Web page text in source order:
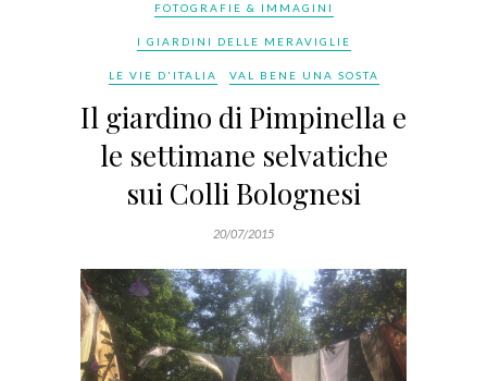
FOTOGRAFIE & IMMAGINI
I GIARDINI DELLE MERAVIGLIE
LE VIE D'ITALIA VAL BENE UNA SOSTA
Il giardino di Pimpinella e
le settimane selvatiche
sui Colli Bolognesi
20/07/2015